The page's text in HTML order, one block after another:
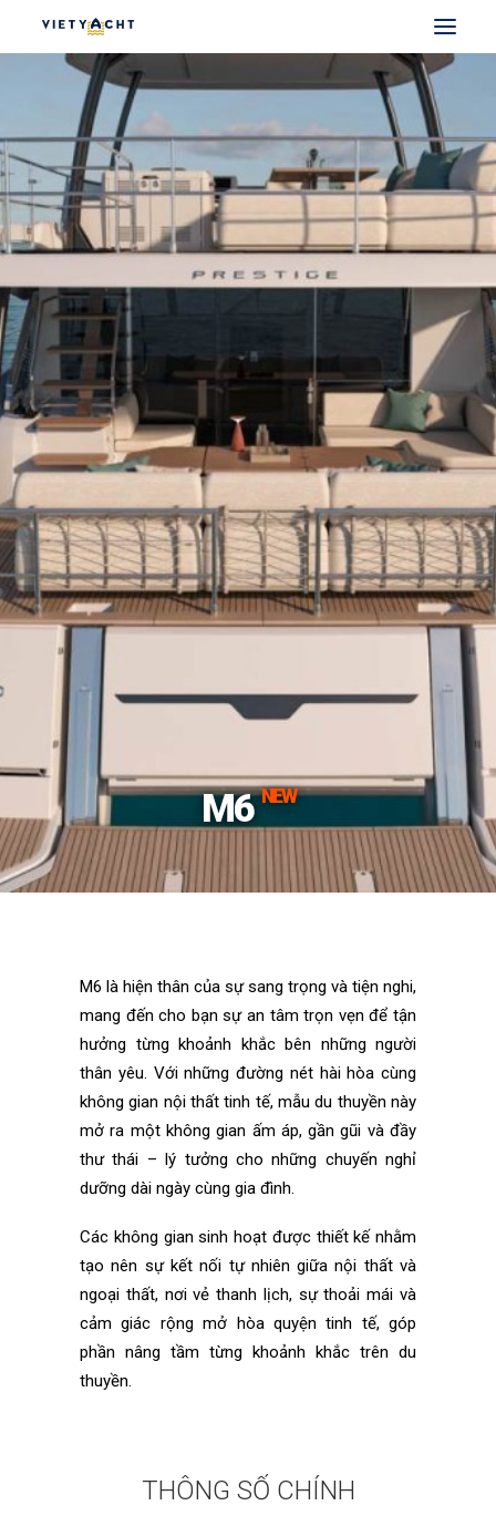
VIETYACHT
JEANNEAU
PRESTIGE
FOUNTAINE PAJOT
MAJESTY
NOMAD
DU THUYỀN ĐIỆN
THUYỀN CÓ SẴN
THUYỀN CŨ CHÍNH HÃNG
SEARCH
M6NEW
M6 là hiện thân của sự sang trọng và tiện nghi,
mang đến cho bạn sự an tâm trọn vẹn để tận
hưởng từng khoảnh khắc bên những người
thân yêu. Với những đường nét hài hòa cùng
không gian nội thất tinh tế, mẫu du thuyền này
mở ra một không gian ấm áp, gần gũi và đầy
thư thái – lý tưởng cho những chuyến nghỉ
dưỡng dài ngày cùng gia đình.
Các không gian sinh hoạt được thiết kế nhằm
tạo nên sự kết nối tự nhiên giữa nội thất và
ngoại thất, nơi vẻ thanh lịch, sự thoải mái và
cảm giác rộng mở hòa quyện tinh tế, góp
phần nâng tầm từng khoảnh khắc trên du
thuyền.
THÔNG SỐ CHÍNH